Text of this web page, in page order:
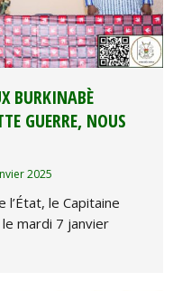
BURKINABÈ
GUERRE, NOUS
2025
l’État, le Capitaine
mardi 7 janvier